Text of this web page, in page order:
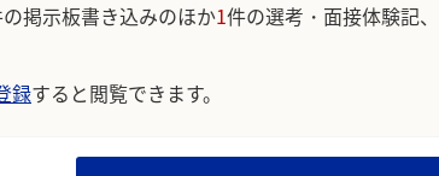
掲示板書き込みのほか1件の選考・面接体験記、
録すると閲覧できます。